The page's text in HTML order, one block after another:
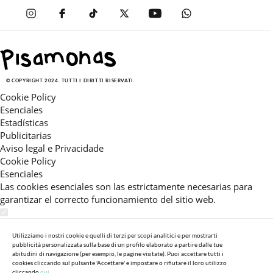
© COPYRIGHT 2024. TUTTI I DIRITTI RISERVATI.
Cookie Policy
Esenciales
Estadísticas
Publicitarias
Aviso legal e Privacidade
Cookie Policy
Esenciales
Las cookies esenciales son las estrictamente necesarias para
garantizar el correcto funcionamiento del sitio web.
Estas cookies nos permiten ofrecerle una experiencia en el sitio
adaptada a su navegación (recomendaciones de producto
personalizadas, énfasis en categorías frecuentemente
Utilizziamo i nostri cookie e quelli di terzi per scopi analitici e per mostrarti
pubblicità personalizzata sulla base di un profilo elaborato a partire dalle tue
abitudini di navigazione (per esempio, le pagine visitate). Puoi accettare tutti i
cookies cliccando sul pulsante 'Accettare' e impostare o rifiutare il loro utilizzo